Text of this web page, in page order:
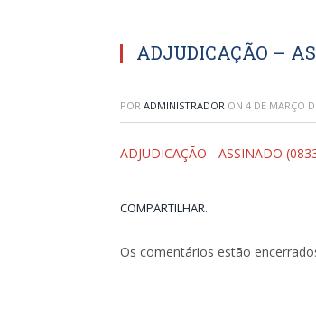
ADJUDICAÇÃO –
POR ADMINISTRADOR ON 4 DE MARÇO
ADJUDICAÇÃO - ASSINADO
COMPARTILHAR.
Os comentários estão